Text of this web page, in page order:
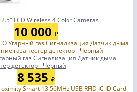
LCD Wireless 4 Color Cameras
10 000 ₽
газ Сигнализация Датчик дыма
детектор - Черный
8 535 ₽